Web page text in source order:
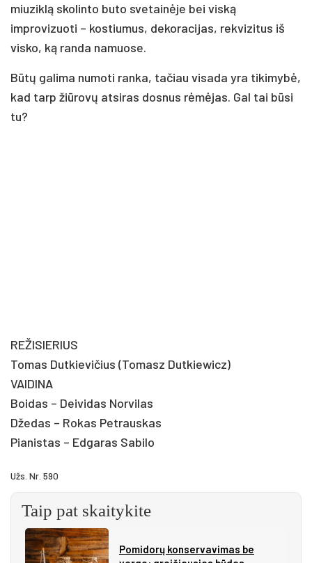
miuziklą skolinto buto svetainėje bei viską
improvizuoti – kostiumus, dekoracijas, rekvizitus iš
visko, ką randa namuose.
Būtų galima numoti ranka, tačiau visada yra tikimybė,
kad tarp žiūrovų atsiras dosnus rėmėjas. Gal tai būsi
tu?
REŽISIERIUS
Tomas Dutkievičius (Tomasz Dutkiewicz)
VAIDINA
Boidas – Deividas Norvilas
Džedas – Rokas Petrauskas
Pianistas – Edgaras Sabilo
Užs. Nr. 590
Taip pat skaitykite
Pomidorų konservavimas be